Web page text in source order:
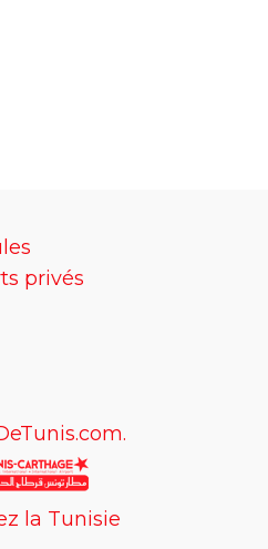
privés
la Tunisie